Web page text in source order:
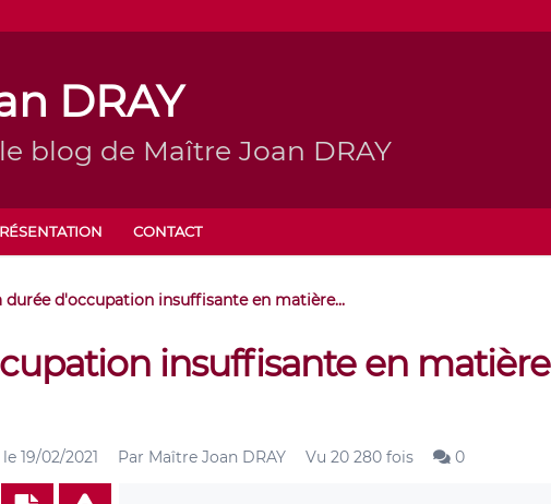
DRAY
blog de Maître Joan DRAY
CONTACT
durée d'occupation insuffisante en matière...
insuffisante en matière
19/02/2021 Par Maître Joan DRAY Vu 20 280 fois 0